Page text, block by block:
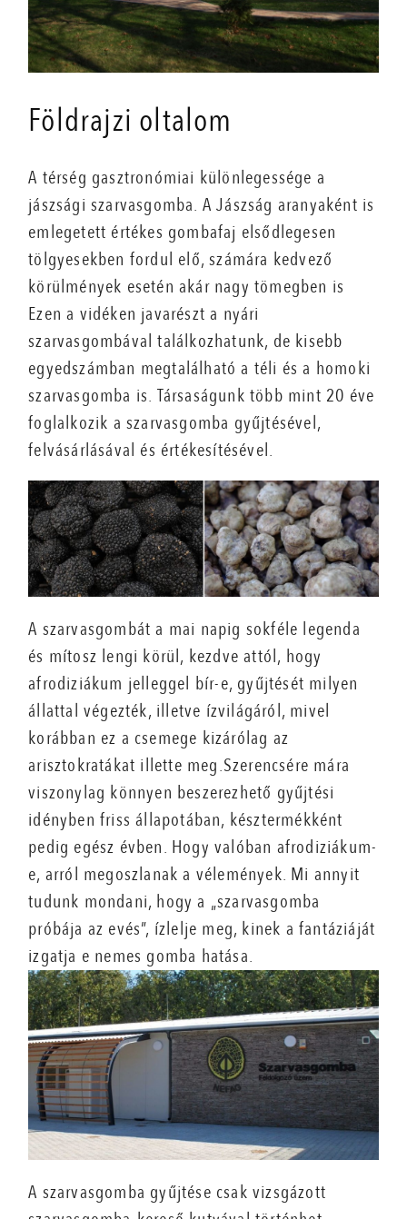
Földrajzi oltalom
A térség gasztronómiai különlegessége a
jászsági szarvasgomba. A Jászság aranyaként is
emlegetett értékes gombafaj elsődlegesen
tölgyesekben fordul elő, számára kedvező
körülmények esetén akár nagy tömegben is
Ezen a vidéken javarészt a nyári
szarvasgombával találkozhatunk, de kisebb
egyedszámban megtalálható a téli és a homoki
szarvasgomba is. Társaságunk több mint 20 éve
foglalkozik a szarvasgomba gyűjtésével,
felvásárlásával és értékesítésével.
A szarvasgombát a mai napig sokféle legenda
és mítosz lengi körül, kezdve attól, hogy
afrodiziákum jelleggel bír-e, gyűjtését milyen
állattal végezték, illetve ízvilágáról, mivel
korábban ez a csemege kizárólag az
arisztokratákat illette meg.Szerencsére mára
viszonylag könnyen beszerezhető gyűjtési
idényben friss állapotában, késztermékként
pedig egész évben. Hogy valóban afrodiziákum-
e, arról megoszlanak a vélemények. Mi annyit
tudunk mondani, hogy a „szarvasgomba
próbája az evés”, ízlelje meg, kinek a fantáziáját
izgatja e nemes gomba hatása.
A szarvasgomba gyűjtése csak vizsgázott